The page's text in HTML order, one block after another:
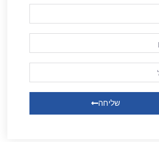
שליחה